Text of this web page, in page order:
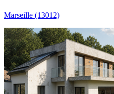
Marseille (13012)